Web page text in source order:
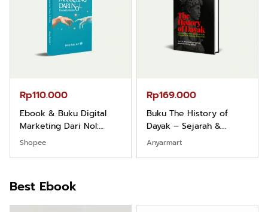
Rp110.000
Ebook & Buku Digital
Marketing Dari Nol:
Fondasi & Mindset untuk
Pemula
Shopee
Rp169.000
Buku The History of
Dayak – Sejarah &
Identitas Borneo Asli
Anyarmart
Best Ebook